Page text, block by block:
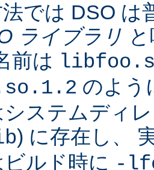
では DSO は
ライブラリ
前は
のよう
システムディ
) に存在し、
ビルド時に -